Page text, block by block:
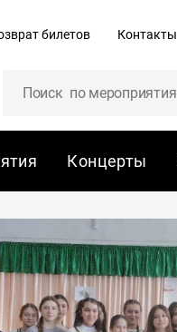
билетов Контакты
Концерты